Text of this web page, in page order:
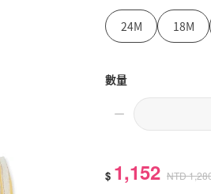
24M 18M
數量
$ 1,152 NTD